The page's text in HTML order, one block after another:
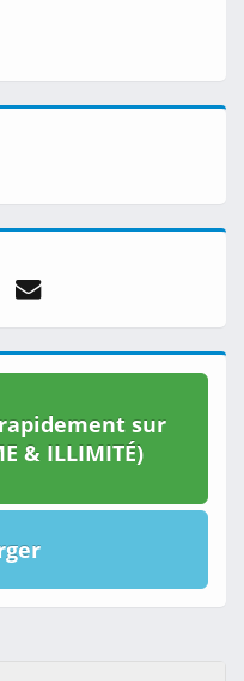
sur
& ILLIMITÉ)